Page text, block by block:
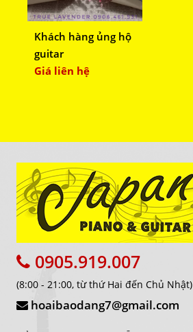
Khách hàng ủng hộ
guitar
Giá liên hệ
0905.919.007
(8:00 - 21:00, từ thứ Hai đến Chủ Nhật)
hoaibaodang7@gmail.com